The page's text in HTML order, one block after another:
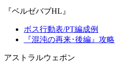
『ベルゼバブHL』
ボス行動表/PT編成例
『混沌の再来･後編』攻略
アストラルウェポン